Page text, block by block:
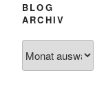
BLOG
ARCHIV
Archiv